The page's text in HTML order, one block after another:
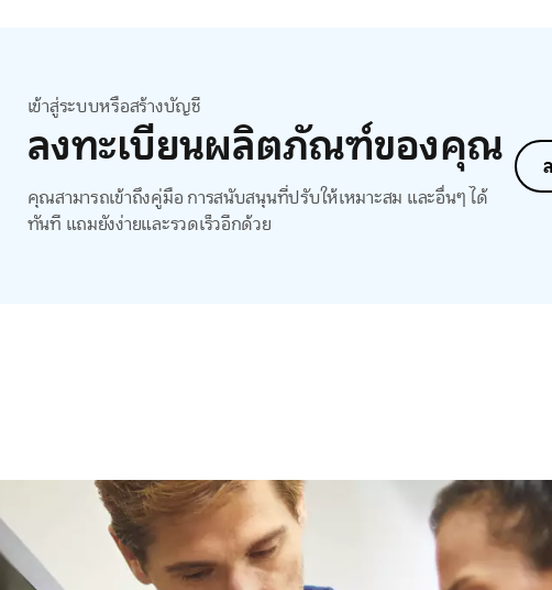
เข้าสู่ระบบหรือสร้างบัญชี
ลงทะเบียนผลิตภัณฑ์ของคุณ
คุณสามารถเข้าถึงคู่มือ การสนับสนุนที่ปรับให้เหมาะสม และอื่นๆ ได้
ทันที แถมยังง่ายและรวดเร็วอีกด้วย